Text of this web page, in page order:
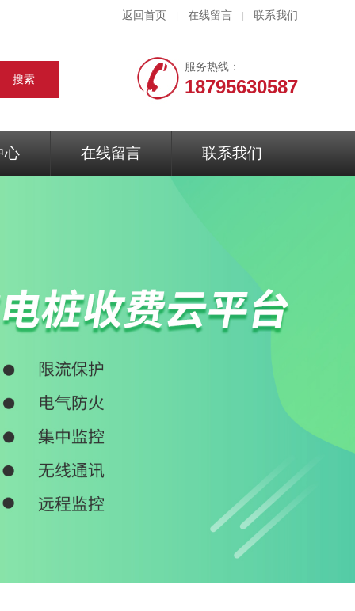
返回首页 在线留言 联系我们
服务热线：
18795630587
心 在线留言 联系我们